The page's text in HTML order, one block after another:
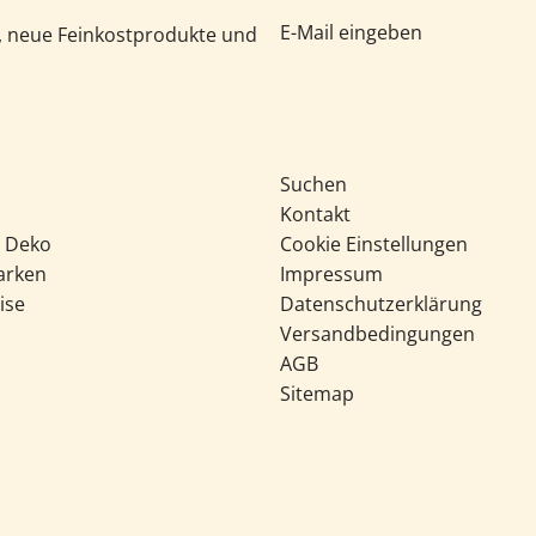
neue Feinkostprodukte und
Suchen
Kontakt
Cookie Einstellungen
Impressum
Datenschutzerklärung
Versandbedingungen
AGB
Sitemap